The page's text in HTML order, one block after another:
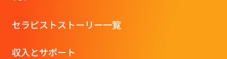
セラピストストーリー一覧
収⼊とサポート